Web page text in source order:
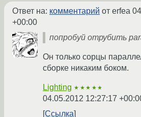
Ответ на: комментарий от erfea
+00:00
попробуй отрубить
Он только сорцы
сборке никаким боком.
Lighting ★★★★★
04.05.2012 12:27:17
Ссылка